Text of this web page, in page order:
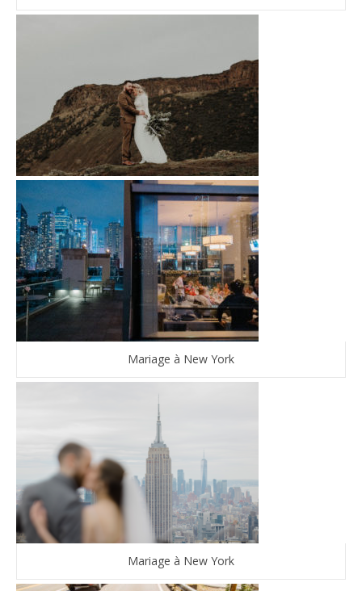
Mariage à New York
Mariage à New York